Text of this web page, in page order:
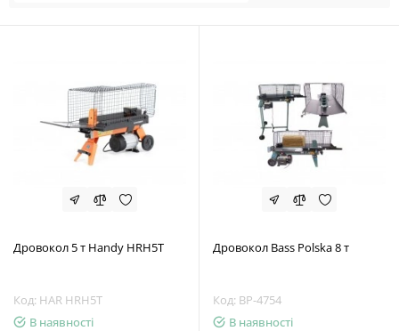
Дровокол 5 т Handy HRH5T
Код: HAR HRH5T
В наявності
Дровокол Bass Polska 8 т
Код: BP-4754
В наявності